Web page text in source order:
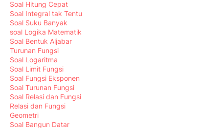
Soal Hitung Cepat
Soal Integral tak Tentu
Soal Suku Banyak
soal Logika Matematik
Soal Bentuk Aljabar
Turunan Fungsi
Soal Logaritma
Soal Limit Fungsi
Soal Fungsi Eksponen
Soal Turunan Fungsi
Soal Relasi dan Fungsi
Relasi dan Fungsi
Geometri
Soal Bangun Datar